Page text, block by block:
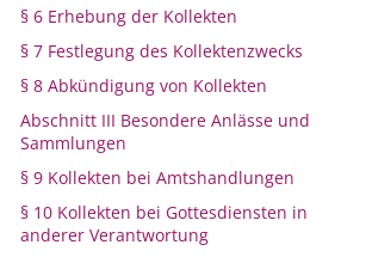
§ 6 Erhebung der Kollekten
§ 7 Festlegung des Kollektenzwecks
§ 8 Abkündigung von Kollekten
Abschnitt III Besondere Anlässe und
Sammlungen
§ 9 Kollekten bei Amtshandlungen
§ 10 Kollekten bei Gottesdiensten in
anderer Verantwortung